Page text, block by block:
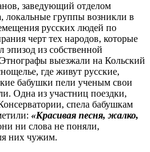
заведующий отделом
локальные группы возникли в
русских людей по
черт тех народов, которые
из собственной
выезжали на Кольский
где живут русские,
бабушки пели ученым свои
Одна из участниц поездки,
спела бабушкам
«Красивая песня, жалко,
ни слова не поняли,
них чужим.